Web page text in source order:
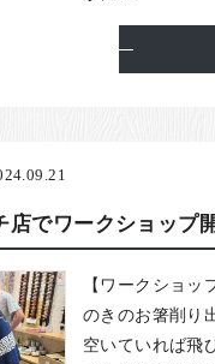
店でワークショップ
【ワークショッ
のきのお箸削り
空いていれば飛